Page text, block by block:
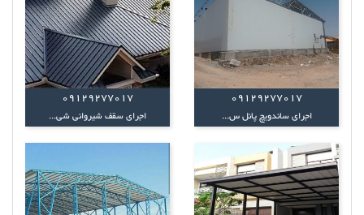
09129277017
اجرای ساندویچ پانل س...
09129277017
اجرای سقف شیروانی شی...